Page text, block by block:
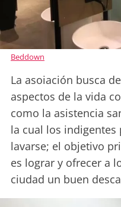
Beddown
La asoiación busca
aspectos de la vida
como la asistencia
la cual los indigentes
lavarse; el objetivo
es lograr y ofrecer a
ciudad un buen